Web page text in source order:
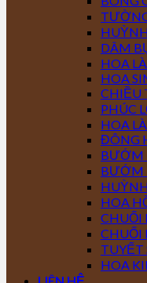
DÂM
HOA
HOA
CHIỀU
PHÚC
HOA
ĐÔNG
BƯỚM
BƯỚM
HOA
CHUỐI
CHUỐI
TUYẾT
HOA